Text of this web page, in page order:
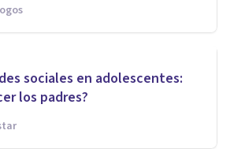
sociales en adolescentes:
los padres?